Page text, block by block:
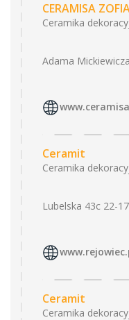
CERAMISA
Ceramika
Adama
Ceramit
Ceramika
Lubelska 43c 22-
Ceramit
Ceramika